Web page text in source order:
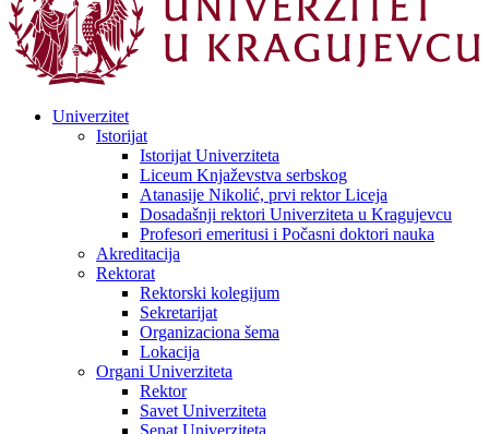
Univerzitet
Istorijat
Istorijat Univerziteta
Liceum Knjaževstva serbskog
Atanasije Nikolić, prvi rektor Liceja
Dosadašnji rektori Univerziteta u Kragujevcu
Profesori emeritusi i Počasni doktori nauka
Akreditacija
Rektorat
Rektorski kolegijum
Sekretarijat
Organizaciona šema
Lokacija
Organi Univerziteta
Rektor
Savet Univerziteta
Senat Univerziteta